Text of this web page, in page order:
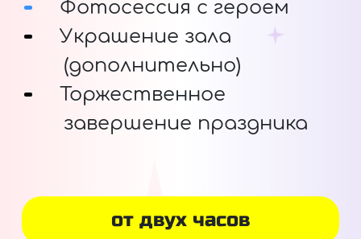
Фотосессия с героем
Украшение зала
(дополнительно)
Торжественное
завершение праздника
от двух часов